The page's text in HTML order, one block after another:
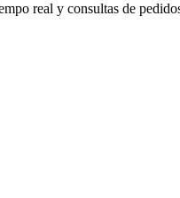
real y consultas de